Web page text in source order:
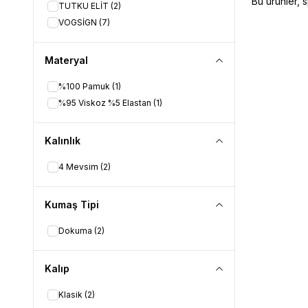
TUTKU ELİT (2)
VOGSİGN (7)
Materyal
%100 Pamuk (1)
%95 Viskoz %5 Elastan (1)
Kalınlık
4 Mevsim (2)
Kumaş Tipi
Dokuma (2)
Kalıp
Klasik (2)